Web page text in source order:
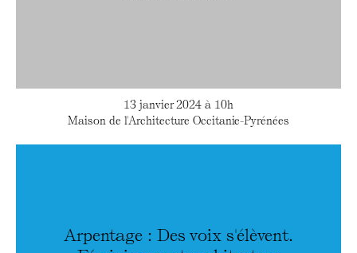
13 janvier 2024 à 10h
Maison de l'Architecture Occitanie-Pyrénées
Arpentage : Des voix s'élèvent.